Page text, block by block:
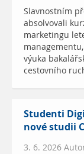
Slavnostním
absolvovali
marketingu
výuka
cestovního
Studenti
nové studii
3. 6. 2026